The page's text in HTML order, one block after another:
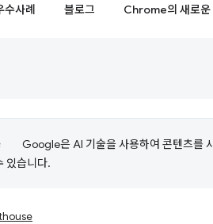
수사례 블로그 Chrome의 새로운
Google은 AI 기술을 사용하여 콘텐츠를
있습니다.